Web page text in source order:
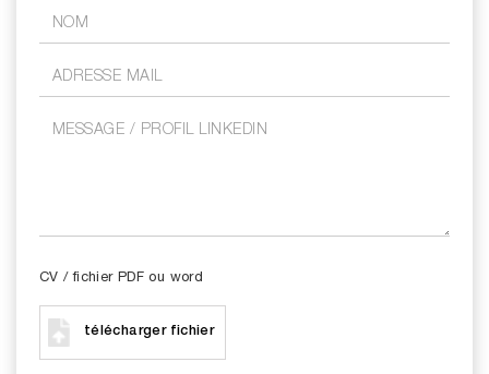
CV / fichier PDF ou word
télécharger fichier